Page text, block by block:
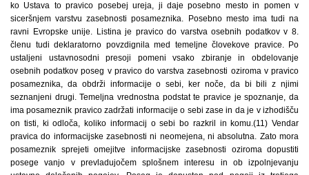
ko Ustava to pravico posebej ureja, ji daje posebno mesto in pomen v
siceršnjem varstvu zasebnosti posameznika. Posebno mesto ima tudi na
ravni Evropske unije. Listina je pravico do varstva osebnih podatkov v 8.
členu tudi deklaratorno povzdignila med temeljne človekove pravice. Po
ustaljeni ustavnosodni presoji pomeni vsako zbiranje in obdelovanje
osebnih podatkov poseg v pravico do varstva zasebnosti oziroma v pravico
posameznika, da obdrži informacije o sebi, ker noče, da bi bili z njimi
seznanjeni drugi. Temeljna vrednostna podstat te pravice je spoznanje, da
ima posameznik pravico zadržati informacije o sebi zase in da je v izhodišču
on tisti, ki odloča, koliko informacij o sebi bo razkril in komu.(11) Vendar
pravica do informacijske zasebnosti ni neomejena, ni absolutna. Zato mora
posameznik sprejeti omejitve informacijske zasebnosti oziroma dopustiti
posege vanjo v prevladujočem splošnem interesu in ob izpolnjevanju